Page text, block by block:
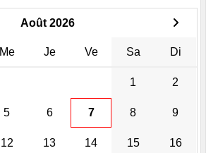
Août 2026
Me Je Ve Sa Di
1 2
5 6 7 8 9
12 13 14 15 16